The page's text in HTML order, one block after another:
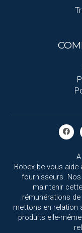
Bobex.be vous
fournisseurs.
maintenir
rémunérations
mettons en relation
produits elle-